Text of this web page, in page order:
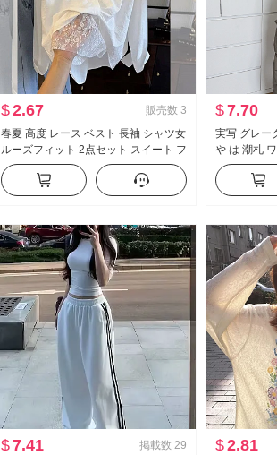
$2.67 販売数 3
春夏 高度 レース ベスト 長袖 シャツ女
ルーズフィット 2点セット スイート フ
レッシュ
$7.70
実写 グレー
や は 潮札
アメリカン
ーズフィッ
アル ズボン
$7.41 掲載数 29
$2.81